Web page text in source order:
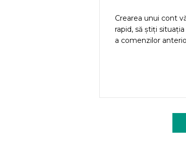
Crearea unui cont
rapid, să știți
a comenzilor